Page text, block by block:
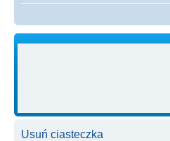
Usuń ciasteczka